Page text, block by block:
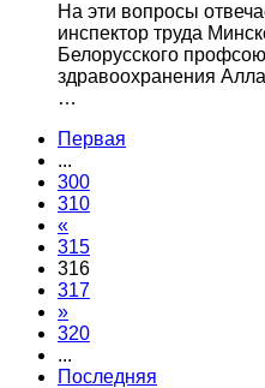
На эти вопросы
инспектор труда
Белорусского
здравоохранения
…
Первая
...
300
310
«
315
316
317
»
320
...
Последняя